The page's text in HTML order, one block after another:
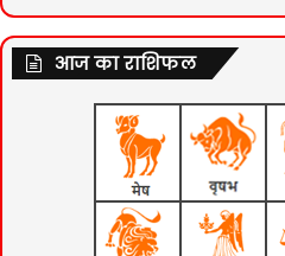
आज का राशिफल